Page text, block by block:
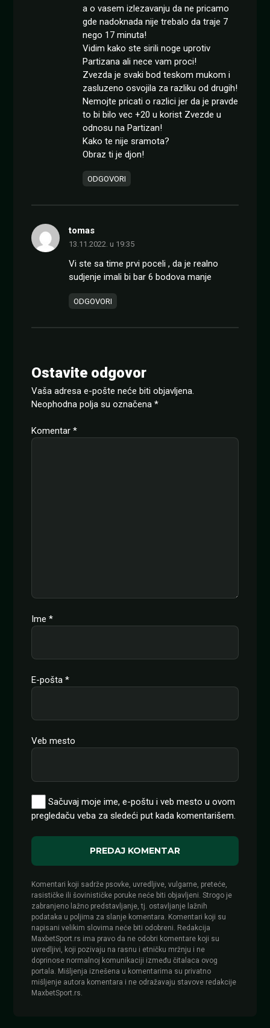
a o vasem izlezavanju da ne pricamo
gde nadoknada nije trebalo da traje 7
nego 17 minuta!
Vidim kako ste sirili noge uprotiv
Partizana ali nece vam proci!
Zvezda je svaki bod teskom mukom i
zasluzeno osvojila za razliku od drugih!
Nemojte pricati o razlici jer da je pravde
to bi bilo vec +20 u korist Zvezde u
odnosu na Partizan!
Kako te nije sramota?
Obraz ti je djon!
ODGOVORI
tomas
13.11.2022. u 19:35
Vi ste sa time prvi poceli , da je realno
sudjenje imali bi bar 6 bodova manje
ODGOVORI
Ostavite odgovor
Vaša adresa e-pošte neće biti objavljena.
Neophodna polja su označena *
Komentar *
Ime *
E-pošta *
Veb mesto
Sačuvaj moje ime, e-poštu i veb mesto u ovom
pregledaču veba za sledeći put kada komentarišem.
Komentari koji sadrže psovke, uvredljive, vulgarne, preteće,
rasističke ili šovinističke poruke neće biti objavljeni. Strogo je
zabranjeno lažno predstavljanje, tj. ostavljanje lažnih
podataka u poljima za slanje komentara. Komentari koji su
napisani velikim slovima neće biti odobreni. Redakcija
MaxbetSport.rs ima pravo da ne odobri komentare koji su
uvredljivi, koji pozivaju na rasnu i etničku mržnju i ne
doprinose normalnoj komunikaciji između čitalaca ovog
portala. Mišljenja iznešena u komentarima su privatno
mišljenje autora komentara i ne odražavaju stavove redakcije
MaxbetSport.rs.